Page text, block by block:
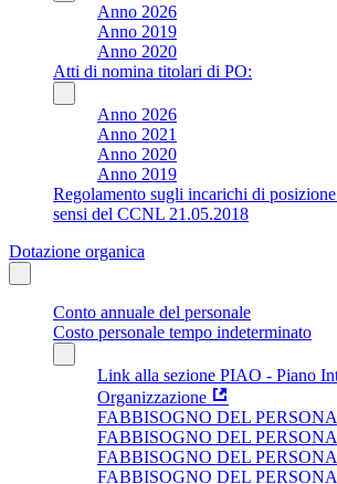
Anno 2026
Anno 2019
Anno 2020
Atti di nomina titolari di PO:
Anno 2026
Anno 2021
Anno 2020
Anno 2019
Regolamento sugli incarichi di
sensi del CCNL 21.05.2018
Dotazione organica
Conto annuale del personale
Costo personale tempo indeterminato
Link alla sezione PIAO - Piano
Organizzazione
FABBISOGNO DEL
FABBISOGNO DEL
FABBISOGNO DEL
FABBISOGNO DEL